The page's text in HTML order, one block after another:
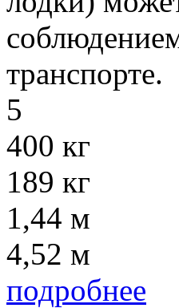
транспорте.
5
400 кг
189 кг
1,44 м
4,52 м
подробнее